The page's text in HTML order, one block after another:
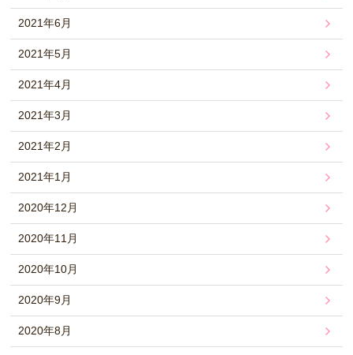
2021年6月
2021年5月
2021年4月
2021年3月
2021年2月
2021年1月
2020年12月
2020年11月
2020年10月
2020年9月
2020年8月